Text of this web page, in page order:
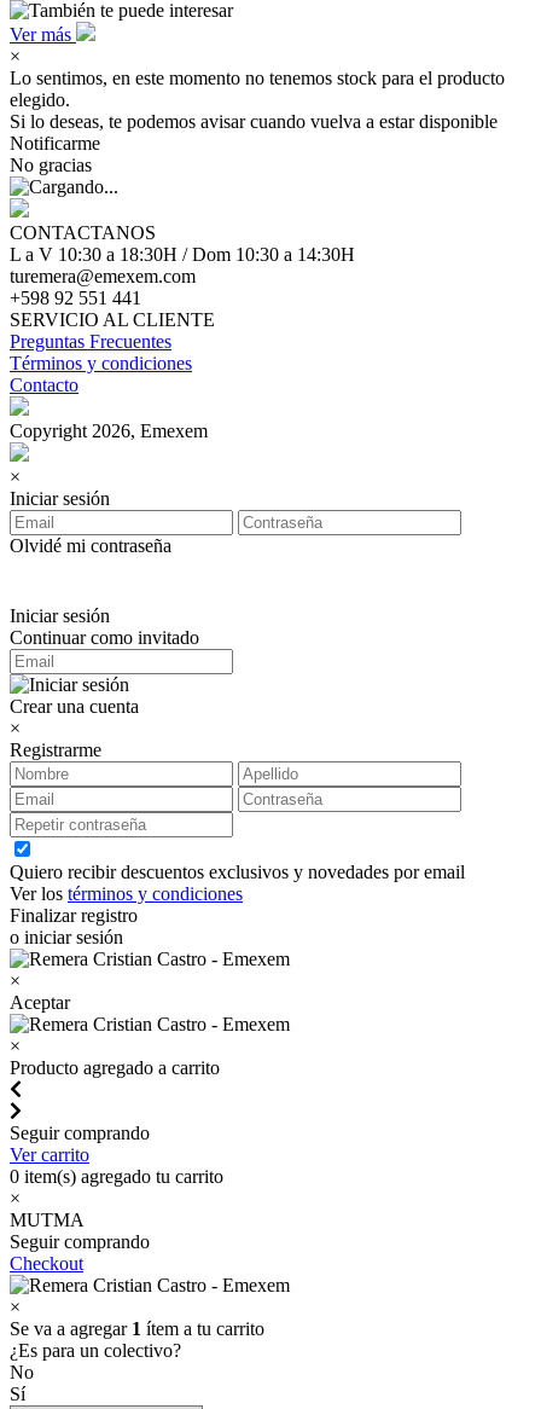
Ver más
×
Lo sentimos, en este momento no tenemos stock para el producto
elegido.
Si lo deseas, te podemos avisar cuando vuelva a estar disponible
Notificarme
No gracias
CONTACTANOS
L a V 10:30 a 18:30H / Dom 10:30 a 14:30H
turemera@emexem.com
+598 92 551 441
SERVICIO AL CLIENTE
Preguntas Frecuentes
Términos y condiciones
Contacto
Copyright 2026, Emexem
×
Iniciar sesión
Olvidé mi contraseña
Iniciar sesión
Continuar como invitado
Crear una cuenta
×
Registrarme
Quiero recibir descuentos exclusivos y novedades por email
Ver los términos y condiciones
Finalizar registro
o iniciar sesión
×
Aceptar
×
Producto agregado a carrito
Seguir comprando
Ver carrito
0 item(s) agregado tu carrito
×
MUTMA
Seguir comprando
Checkout
×
Se va a agregar 1 ítem a tu carrito
¿Es para un colectivo?
No
Sí